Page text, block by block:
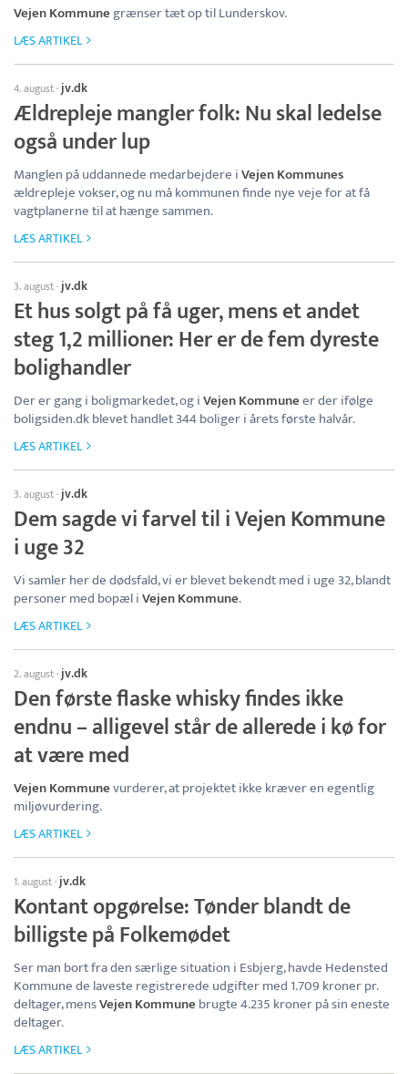
Vejen Kommunegrænser tæt op til Lunderskov.
LÆS ARTIKEL
4. august·jv.dk
Ældrepleje mangler folk: Nu skal ledelse
også under lup
Manglen på uddannede medarbejdere iVejen Kommunes
ældrepleje vokser, og nu må kommunen finde nye veje for at få
vagtplanerne til at hænge sammen.
LÆS ARTIKEL
3. august·jv.dk
Et hus solgt på få uger, mens et andet
steg 1,2 millioner: Her er de fem dyreste
bolighandler
Der er gang i boligmarkedet, og iVejen Kommuneer der ifølge
boligsiden.dk blevet handlet 344 boliger i årets første halvår.
LÆS ARTIKEL
3. august·jv.dk
Dem sagde vi farvel til i Vejen Kommune
i uge 32
Vi samler her de dødsfald, vi er blevet bekendt med i uge 32, blandt
personer med bopæl iVejen Kommune.
LÆS ARTIKEL
2. august·jv.dk
Den første flaske whisky findes ikke
endnu – alligevel står de allerede i kø for
at være med
Vejen Kommunevurderer, at projektet ikke kræver en egentlig
miljøvurdering.
LÆS ARTIKEL
1. august·jv.dk
Kontant opgørelse: Tønder blandt de
billigste på Folkemødet
Ser man bort fra den særlige situation i Esbjerg, havde Hedensted
Kommune de laveste registrerede udgifter med 1.709 kroner pr.
deltager, mensVejen Kommunebrugte 4.235 kroner på sin eneste
deltager.
LÆS ARTIKEL